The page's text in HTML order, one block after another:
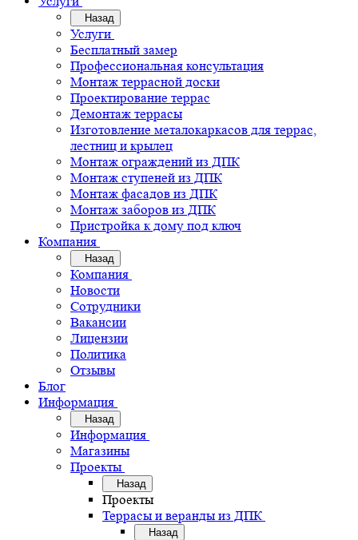
Назад
Услуги
Бесплатный замер
Профессиональная консультация
Монтаж террасной доски
Проектирование террас
Демонтаж террасы
Изготовление металокаркасов для террас,
лестниц и крылец
Монтаж ограждений из ДПК
Монтаж ступеней из ДПК
Монтаж фасадов из ДПК
Монтаж заборов из ДПК
Пристройка к дому под ключ
Компания
Назад
Компания
Новости
Сотрудники
Вакансии
Лицензии
Политика
Отзывы
Блог
Информация
Назад
Информация
Магазины
Проекты
Назад
Проекты
Террасы и веранды из ДПК
Назад